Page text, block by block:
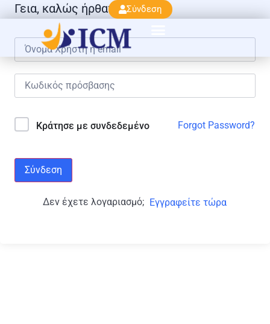
Σύνδεση
Γεια, καλώς ήρθατε πάλι!
Κράτησε με συνδεδεμένο Forgot Password?
Σύνδεση
Δεν έχετε λογαριασμό; Εγγραφείτε τώρα